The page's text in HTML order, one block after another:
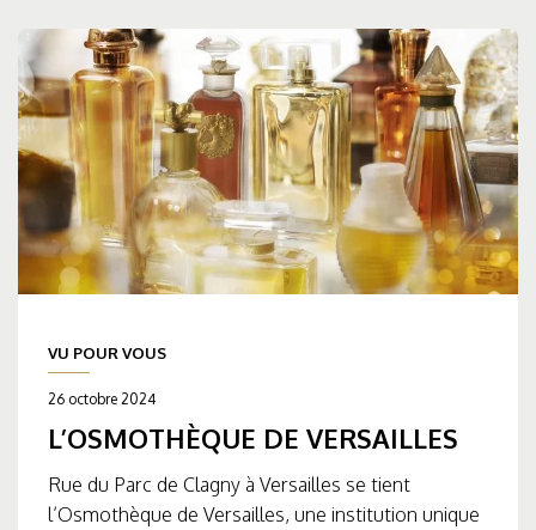
VU POUR VOUS
26 octobre 2024
L’OSMOTHÈQUE DE VERSAILLES
Rue du Parc de Clagny à Versailles se tient
l’Osmothèque de Versailles, une institution unique